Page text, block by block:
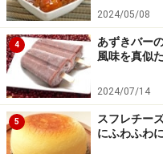
4
調味料を入れて混ぜる
調味料を入れ、内釜を
軽く混ぜ、上からギュッ
2024/05/08
4
あずきバー
風味を真似
2024/07/14
5
スフレチー
にふわふわ